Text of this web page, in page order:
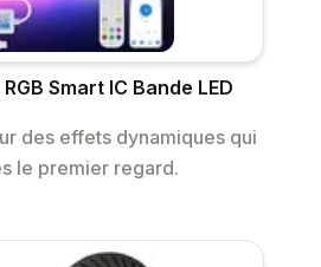
Smart IC Bande LED
des effets dynamiques qui
le premier regard.